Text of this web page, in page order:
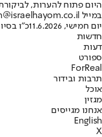
היום פתוח להערות,
במייל hayom@israelhayom.co.il.
יום חמישי, 11.6.2026
כ"ו
חדשות
דעות
ספורט
ForReal
תרבות ובידור
אוכל
מגזין
אנחנו מגייסים
English
X